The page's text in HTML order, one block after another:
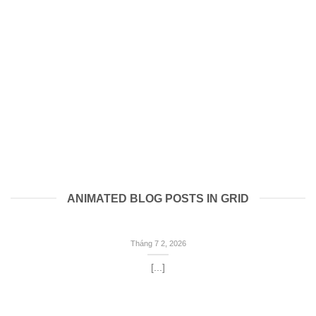
ANIMATED BLOG POSTS IN GRID
Tháng 7 2, 2026
[...]